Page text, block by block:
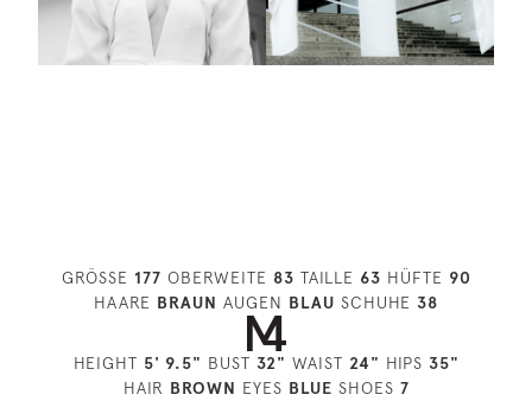
GRÖSSE 177 OBERWEITE 83 TAILLE 63 HÜFTE 90
HAARE BRAUN AUGEN BLAU SCHUHE 38
HEIGHT 5' 9.5" BUST 32" WAIST 24" HIPS 35"
HAIR BROWN EYES BLUE SHOES 7